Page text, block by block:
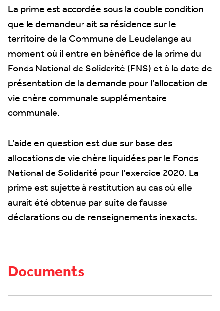
La prime est accordée sous la double condition
que le demandeur ait sa résidence sur le
territoire de la Commune de Leudelange au
moment où il entre en bénéfice de la prime du
Fonds National de Solidarité (FNS) et à la date de
présentation de la demande pour l’allocation de
vie chère communale supplémentaire
communale.
L’aide en question est due sur base des
allocations de vie chère liquidées par le Fonds
National de Solidarité pour l’exercice 2020. La
prime est sujette à restitution au cas où elle
aurait été obtenue par suite de fausse
déclarations ou de renseignements inexacts.
Documents